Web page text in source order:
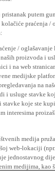
putem
praćenja /
/
proizvoda i
i na web
medijske
na
i usluge stavke
stavke koje ste
interesima
medija
web-lokaciji
jednostavnog
medijima, kao